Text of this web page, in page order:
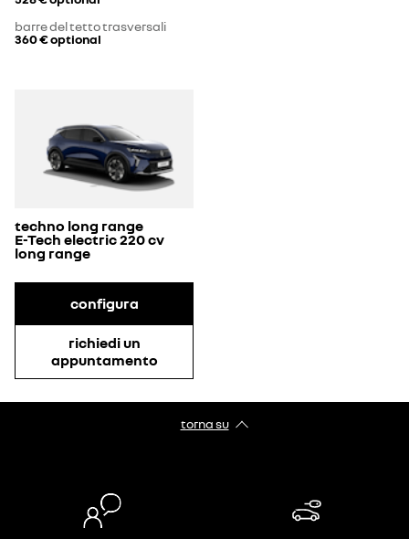
barre del tetto trasversali
360 €optional
techno long range
E-Tech electric 220 cv
long range
configura
richiedi un
appuntamento
torna su